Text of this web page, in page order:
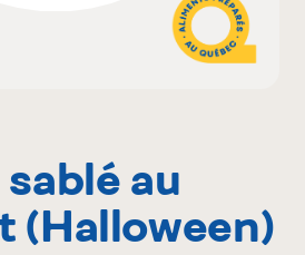
au
(Halloween)